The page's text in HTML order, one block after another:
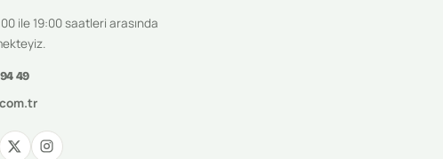
ile 19:00 saatleri arasında
49